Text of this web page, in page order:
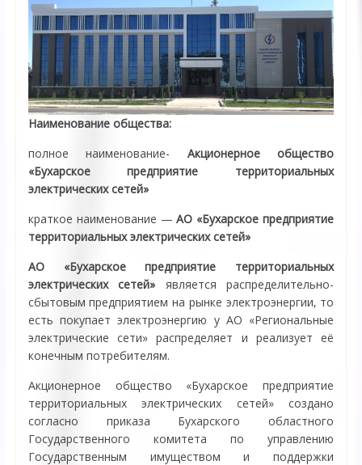
Наименование общества:
полное наименование- Акционерное общество
«Бухарское предприятие территориальных
электрических сетей»
краткое наименование —АО «Бухарское предприятие
территориальных электрических сетей»
АО «Бухарское предприятие территориальных
электрических сетей» является распределительно-
сбытовым предприятием на рынке электроэнергии, то
есть покупает электроэнергию у АО «Региональные
электрические сети» распределяет и реализует её
конечным потребителям.
Акционерное общество «Бухарское предприятие
территориальных электрических сетей» создано
согласно приказа Бухарского областного
Государственного комитета по управлению
Государственным имуществом и поддержки